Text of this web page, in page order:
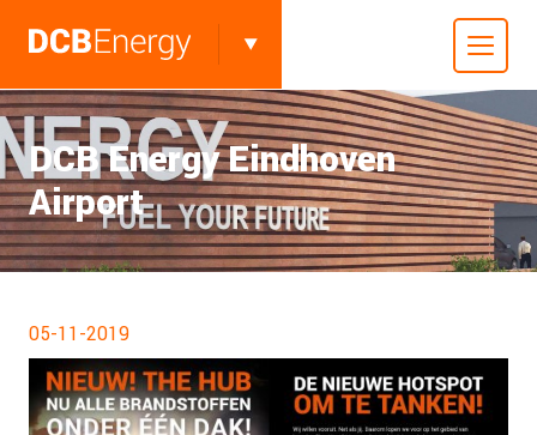
DCB Energy Eindhoven
Airport
05-11-2019